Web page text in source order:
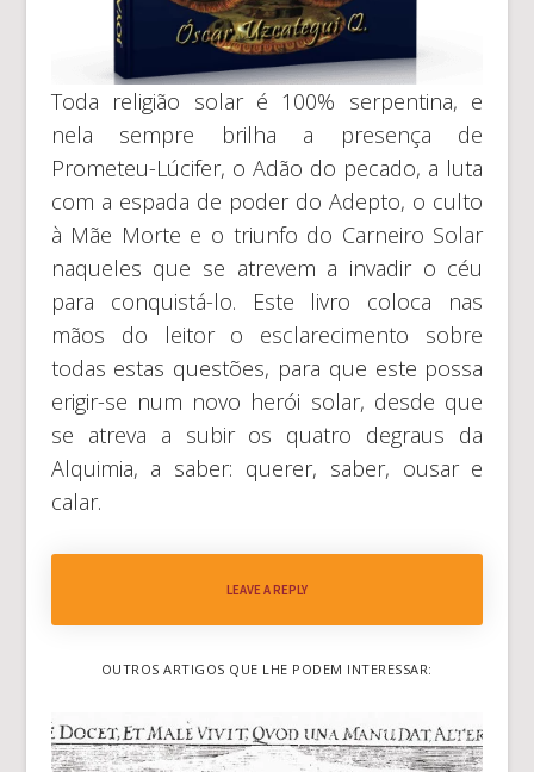
Toda religião solar é 100% serpentina, e
nela sempre brilha a presença de
Prometeu-Lúcifer, o Adão do pecado, a luta
com a espada de poder do Adepto, o culto
à Mãe Morte e o triunfo do Carneiro Solar
naqueles que se atrevem a invadir o céu
para conquistá-lo. Este livro coloca nas
mãos do leitor o esclarecimento sobre
todas estas questões, para que este possa
erigir-se num novo herói solar, desde que
se atreva a subir os quatro degraus da
Alquimia, a saber: querer, saber, ousar e
calar.
LEAVE A REPLY
OUTROS ARTIGOS QUE LHE PODEM INTERESSAR: